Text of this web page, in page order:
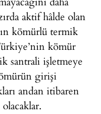
aktif hâlde olan
kömürlü termik
kömür
santrali işletmeye
girişi
andan itibaren